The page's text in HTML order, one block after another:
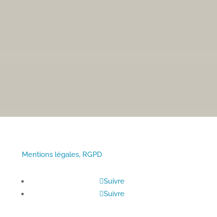
Mentions légales, RGPD
Suivre
Suivre